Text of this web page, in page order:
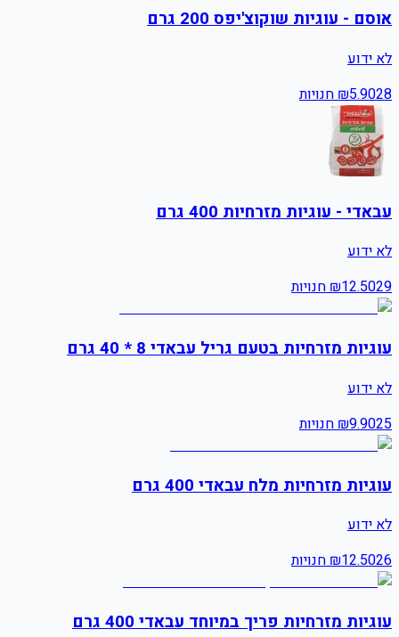
אוסם - עוגיות שוקוצ'יפס 200 גרם
לא ידוע
₪5.9028 חנויות
עבאדי - עוגיות מזרחיות 400 גרם
לא ידוע
₪12.5029 חנויות
עוגיות מזרחיות בטעם גריל עבאדי 8 * 40 גרם
לא ידוע
₪9.9025 חנויות
עוגיות מזרחיות מלח עבאדי 400 גרם
לא ידוע
₪12.5026 חנויות
עוגיות מזרחיות פריך במיוחד עבאדי 400 גרם